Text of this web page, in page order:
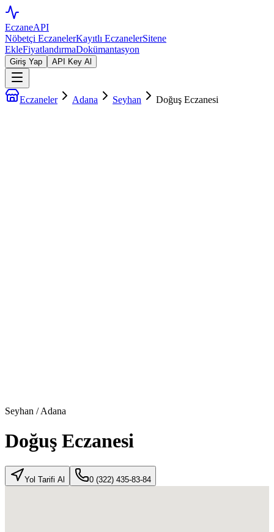
EczaneAPI
Nöbetçi EczanelerKayıtlı EczanelerSitene
EkleFiyatlandırmaDokümantasyon
Giriş Yap API Key Al
Eczaneler Adana Seyhan Doğuş Eczanesi
Seyhan /Adana
Doğuş Eczanesi
Yol Tarifi Al 0 (322) 435-83-84